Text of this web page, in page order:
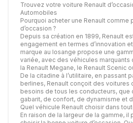
Trouvez votre voiture Renault
Automobiles
Pourquoi acheter une Renault comme
d’occasion ?
Depuis sa création en 1899, Renault
engagement en termes d’innovation
marque au losange propose une
variée, avec des véhicules marquants
la Renault Megane, le Renault Scenic
De la citadine à l’utilitaire, en passant
berlines, Renault conçoit des voitures
besoins de tous les conducteurs, que
gabarit, de confort, de dynamisme et
Quel véhicule Renault choisir dans
En raison de la largeur de la gamme,